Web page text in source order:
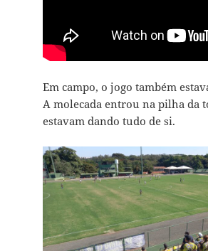
Em campo, o jogo também
A molecada entrou na pilha da
estavam dando tudo de si.